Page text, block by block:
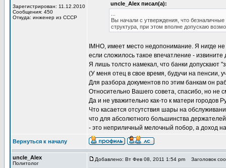
Зарегистрирован: 11.12.2010
Сообщения: 450
Откуда: инженер из СССР
uncle_Alex писал(а):
Вы начали с утверждения, что
структура, при этом вполне допускаю
IMHO, имеет место недопонимание. Я нигде
если сложилось такое впечатление -
Я лишь толсто намекал, что банки допускают
(У меня отец в свое время, будучи на пенсии,
Для разбора документов по этим банкам он
Относительно Вашего совета, спасибо, но не
Да и не уважительно как-то к матери городов
Что касается отсутствия шары на
что для абсолютного большинства
- это неприличный мелочный побор, а доход
Вернуться к началу
uncle_Alex
Политолог
Добавлено: Вт Фев 08, 2011 1:54 pm Заголовок